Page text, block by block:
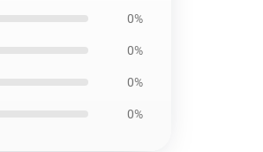
0%
0%
0%
0%